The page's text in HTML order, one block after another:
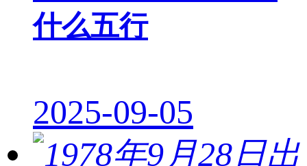
什么五行
2025-09-05